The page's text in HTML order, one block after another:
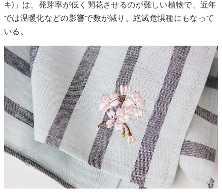
キ)」は、発芽率が低く開花させるのが難しい植物で、近年
では温暖化などの影響で数が減り、絶滅危惧種にもなって
いる。